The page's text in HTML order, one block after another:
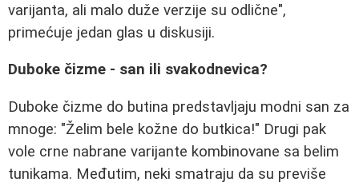
varijanta, ali malo duže verzije su odlične",
primećuje jedan glas u diskusiji.
Duboke čizme - san ili svakodnevica?
Duboke čizme do butina predstavljaju modni san za
mnoge: "Želim bele kožne do butkica!" Drugi pak
vole crne nabrane varijante kombinovane sa belim
tunikama. Međutim, neki smatraju da su previše